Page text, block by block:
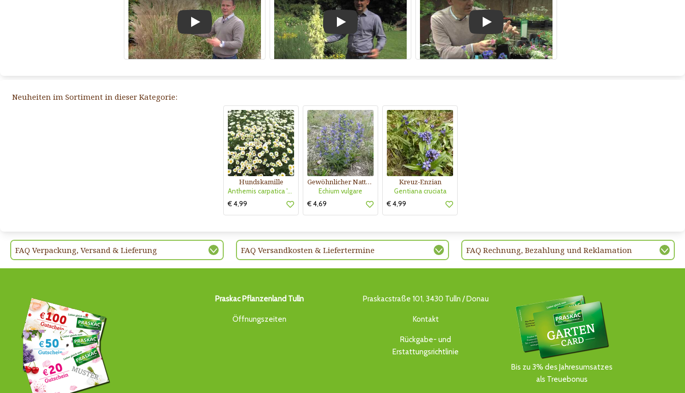
Play Play Play
Neuheiten im Sortiment in dieser Kategorie:
Hundskamille
Anthemis carpatica 'Karpatenschnee'
€ 4,99
Gewöhnlicher Natternkopf
Echium vulgare
€ 4,69
Kreuz-Enzian
Gentiana cruciata
€ 4,99
FAQ Verpackung, Versand & Lieferung FAQ Versandkosten & Liefertermine FAQ Rechnung, Bezahlung und Reklamation
Praskac Pflanzenland Tulln
Öffnungszeiten
Praskacstraße 101, 3430 Tulln / Donau
Kontakt
Rückgabe- und
Erstattungsrichtlinie
Bis zu 3% des Jahresumsatzes
als Treuebonus